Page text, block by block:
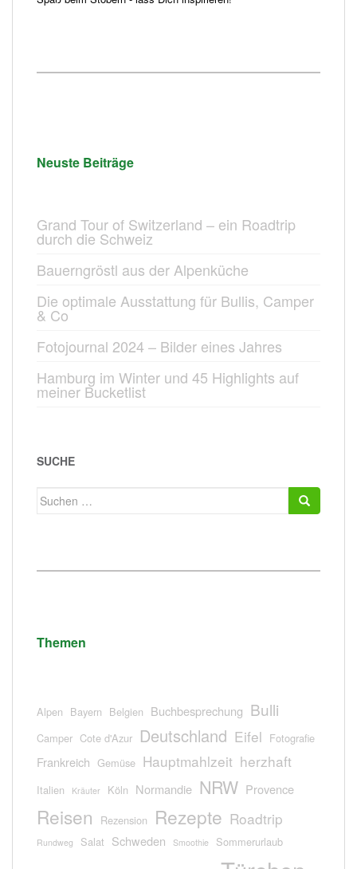
Neuste Beiträge
Grand Tour of Switzerland – ein Roadtrip
durch die Schweiz
Bauerngröstl aus der Alpenküche
Die optimale Ausstattung für Bullis, Camper
& Co
Fotojournal 2024 – Bilder eines Jahres
Hamburg im Winter und 45 Highlights auf
meiner Bucketlist
SUCHE
Suchen
Themen
Alpen Bayern Belgien Buchbesprechung Bulli
Camper Cote d'Azur Deutschland Eifel Fotografie
Frankreich Gemüse Hauptmahlzeit herzhaft
Italien Kräuter Köln Normandie NRW Provence
Reisen Rezension Rezepte Roadtrip
Rundweg Salat Schweden Smoothie Sommerurlaub